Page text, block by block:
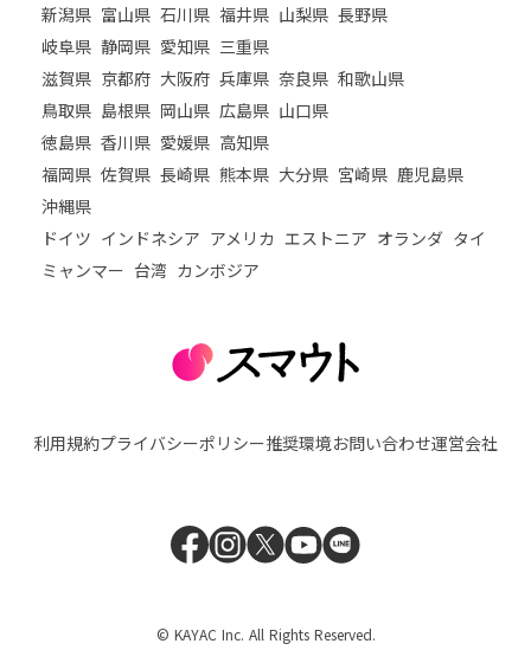
新潟県 富山県 石川県 福井県 山梨県 長野県
岐阜県 静岡県 愛知県 三重県
滋賀県 京都府 大阪府 兵庫県 奈良県 和歌山県
鳥取県 島根県 岡山県 広島県 山口県
徳島県 香川県 愛媛県 高知県
福岡県 佐賀県 長崎県 熊本県 大分県 宮崎県 鹿児島県
沖縄県
ドイツ インドネシア アメリカ エストニア オランダ タイ
ミャンマー 台湾 カンボジア
利用規約プライバシーポリシー推奨環境お問い合わせ運営会社
© KAYAC Inc. All Rights Reserved.